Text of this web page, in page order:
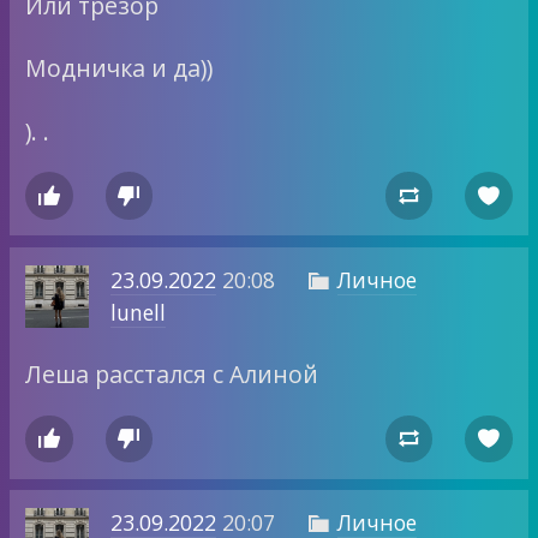
Модничка и да))
). .
   
23.09.2022 20:08  Личное
lunell
Леша расстался с Алиной
   
23.09.2022 20:07  Личное